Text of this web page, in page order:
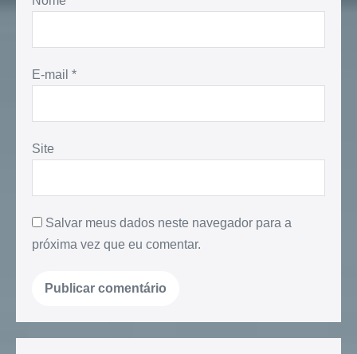
E-mail *
Site
Salvar meus dados neste navegador para a
próxima vez que eu comentar.